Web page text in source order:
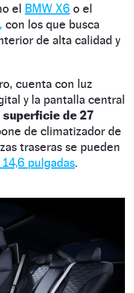
el BMW X6 o el
con los que busca
de alta calidad y
cuenta con luz
y la pantalla central
superficie de 27
de climatizador de
traseras se pueden
pulgadas.